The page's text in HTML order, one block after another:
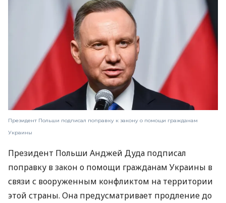
Президент Польши подписал поправку к закону о помощи гражданам
Украины
Президент Польши Анджей Дуда подписал
поправку в закон о помощи гражданам Украины в
связи с вооруженным конфликтом на территории
этой страны. Она предусматривает продление до